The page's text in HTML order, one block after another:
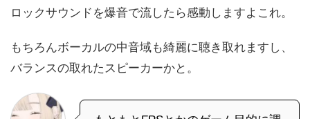
ロックサウンドを爆音で流したら感動しますよこれ。
もちろんボーカルの中音域も綺麗に聴き取れますし、
バランスの取れたスピーカーかと。